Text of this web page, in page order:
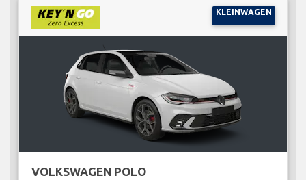
KLEINWAGEN
VOLKSWAGEN POLO